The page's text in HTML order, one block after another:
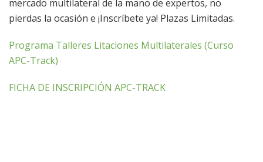
mercado multilateral de la mano de expertos, no
pierdas la ocasión e ¡Inscríbete ya! Plazas Limitadas.
Programa Talleres Litaciones Multilaterales (Curso
APC-Track)
FICHA DE INSCRIPCIÓN APC-TRACK